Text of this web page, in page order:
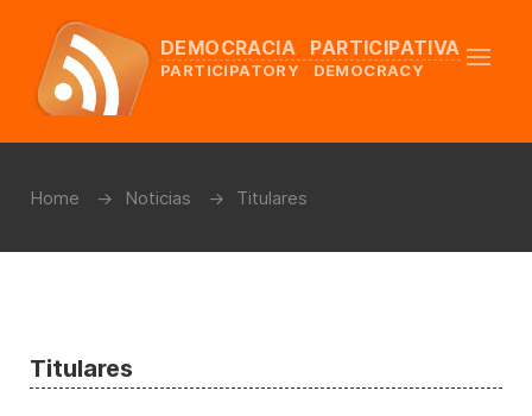
DEMOCRACIA PARTICIPATIVA
PARTICIPATORY DEMOCRACY
Home Noticias Titulares
Titulares